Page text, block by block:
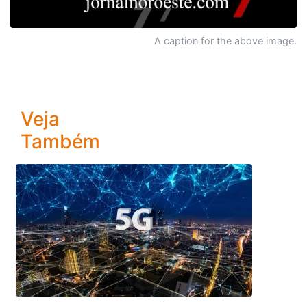
A caption for the above image.
Veja
Também